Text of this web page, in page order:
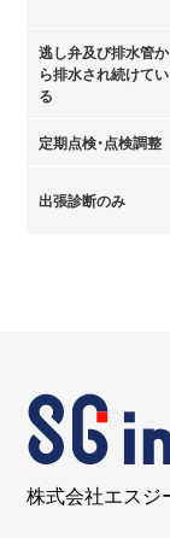
逃し弁及び排水管か
ら排水され続けてい
る
定期点検・点検調整
出張診断のみ
株式会社エスジ